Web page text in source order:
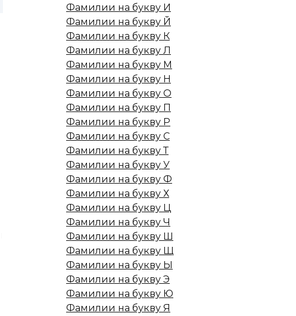
Фамилии на букву И
Фамилии на букву Й
Фамилии на букву К
Фамилии на букву Л
Фамилии на букву М
Фамилии на букву Н
Фамилии на букву О
Фамилии на букву П
Фамилии на букву Р
Фамилии на букву С
Фамилии на букву Т
Фамилии на букву У
Фамилии на букву Ф
Фамилии на букву Х
Фамилии на букву Ц
Фамилии на букву Ч
Фамилии на букву Ш
Фамилии на букву Щ
Фамилии на букву Ы
Фамилии на букву Э
Фамилии на букву Ю
Фамилии на букву Я